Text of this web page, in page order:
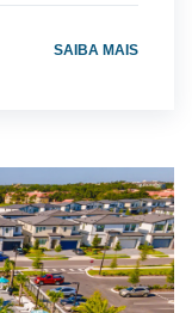
perfeita.Essas
casas proporcionam
para quem
realmente
SAIBA MAIS